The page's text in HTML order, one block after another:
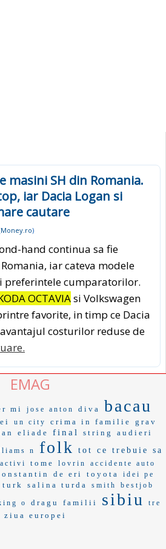
masini SH din Romania.
iar Dacia Logan si
cautare
Money.ro)
hand continua sa fie
iar cateva modele
preferintele cumparatorilor.
OCTAVIAsi Volkswagen
favorite, in timp ce Dacia
costurilor reduse de
EMAG
mi jose anton diva bacau
un city crima in familie
grav
eliade final string
audieri
n folk
tot ce trebuie sa
tome lovrin
accidente auto
de eri toyota
idei pe
turk salina turda smith bestjob
o dragu familii sibiu
tre
ziua europei